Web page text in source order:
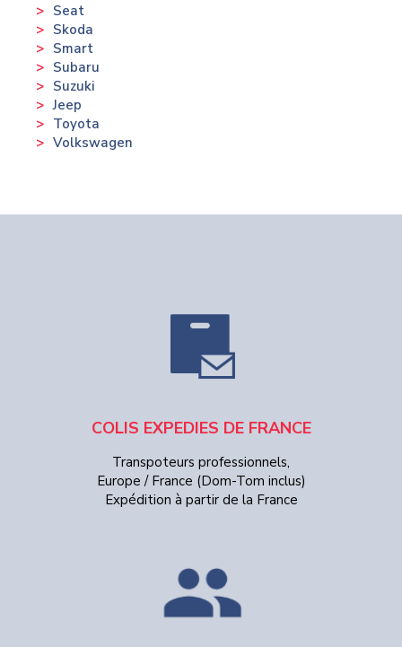
Seat
Skoda
Smart
Subaru
Suzuki
Jeep
Toyota
Volkswagen
COLIS EXPEDIES DE FRANCE
Transpoteurs professionnels,
Europe / France (Dom-Tom inclus)
Expédition à partir de la France